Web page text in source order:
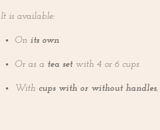
It is available:
On its own
Or as a tea setwith 4 or 6 cups
With cups with or without handles